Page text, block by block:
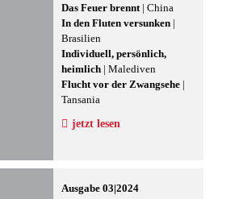
Das Feuer brennt | China
In den Fluten versunken |
Brasilien
Individuell, persönlich,
heimlich | Malediven
Flucht vor der Zwangsehe |
Tansania
jetzt lesen
Ausgabe 03|2024